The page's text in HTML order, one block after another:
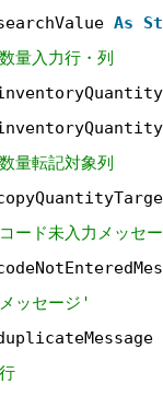
As
量入力行・列
量転記対象列
ード未入力メッセ
ッセージ'